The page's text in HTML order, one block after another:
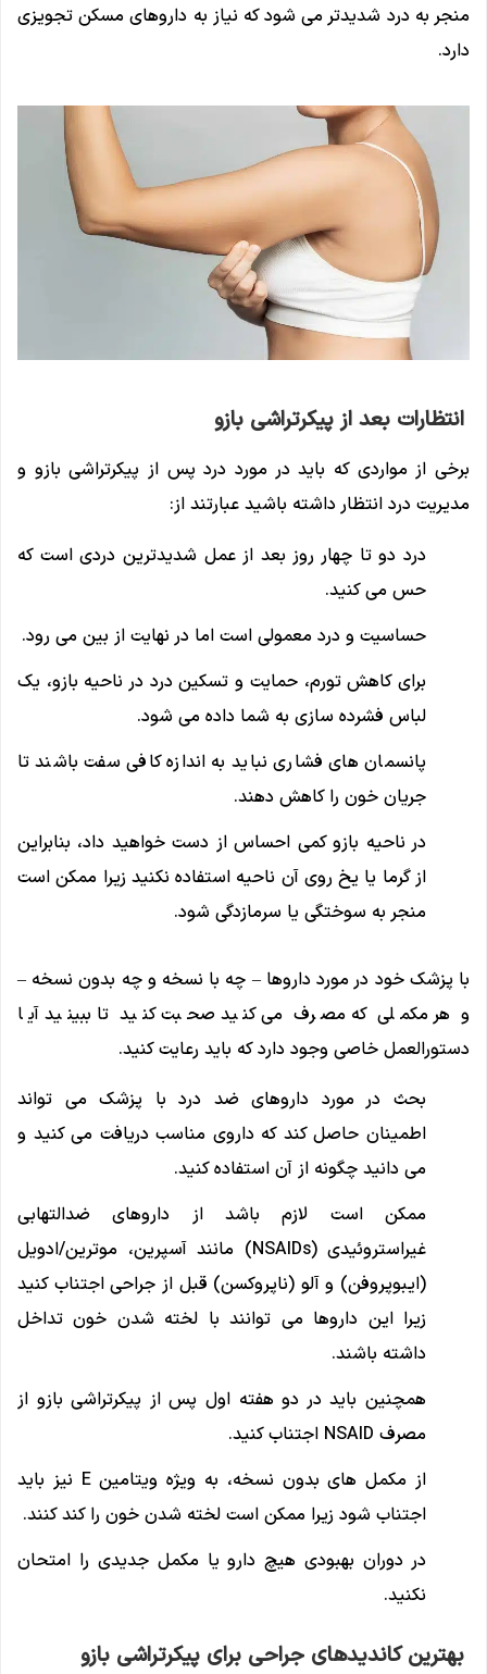
منجر به درد شدیدتر می شود که نیاز به داروهای مسکن تجویزی
دارد.
انتظارات بعد از پیکرتراشی بازو
برخی از مواردی که باید در مورد درد پس از پیکرتراشی بازو و
مدیریت درد انتظار داشته باشید عبارتند از:
درد دو تا چهار روز بعد از عمل شدیدترین دردی است که
حس می کنید.
حساسیت و درد معمولی است اما در نهایت از بین می رود.
برای کاهش تورم، حمایت و تسکین درد در ناحیه بازو، یک
لباس فشرده سازی به شما داده می شود.
پانسمان های فشاری نباید به اندازه کافی سفت باشند تا
جریان خون را کاهش دهند.
در ناحیه بازو کمی احساس از دست خواهید داد، بنابراین
از گرما یا یخ روی آن ناحیه استفاده نکنید زیرا ممکن است
منجر به سوختگی یا سرمازدگی شود.
با پزشک خود در مورد داروها – چه با نسخه و چه بدون نسخه –
و هر مکملی که مصرف می کنید صحبت کنید تا ببینید آیا
دستورالعمل خاصی وجود دارد که باید رعایت کنید.
بحث در مورد داروهای ضد درد با پزشک می تواند
اطمینان حاصل کند که داروی مناسب دریافت می کنید و
می دانید چگونه از آن استفاده کنید.
ممکن است لازم باشد از داروهای ضدالتهابی
غیراستروئیدی (NSAIDs) مانند آسپرین، موترین/ادویل
(ایبوپروفن) و آلو (ناپروکسن) قبل از جراحی اجتناب کنید
زیرا این داروها می توانند با لخته شدن خون تداخل
داشته باشند.
همچنین باید در دو هفته اول پس از پیکرتراشی بازو از
مصرف NSAID اجتناب کنید.
از مکمل های بدون نسخه، به ویژه ویتامین E نیز باید
اجتناب شود زیرا ممکن است لخته شدن خون را کند کنند.
در دوران بهبودی هیچ دارو یا مکمل جدیدی را امتحان
نکنید.
بهترین کاندیدهای جراحی برای پیکرتراشی بازو